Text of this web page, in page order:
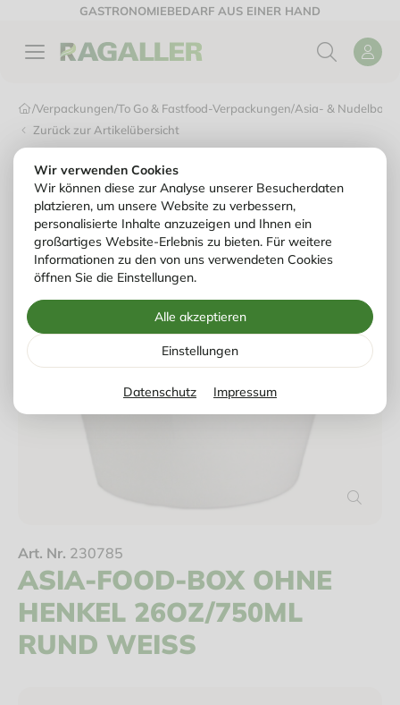
Wir verwenden Cookies
Wir können diese zur Analyse unserer Besucherdaten
platzieren, um unsere Website zu verbessern,
personalisierte Inhalte anzuzeigen und Ihnen ein
großartiges Website-Erlebnis zu bieten. Für weitere
Informationen zu den von uns verwendeten Cookies
öffnen Sie die Einstellungen.
Alle akzeptieren
Einstellungen
Datenschutz Impressum
GASTRONOMIEBEDARF AUS EINER HAND
/Verpackungen/To Go & Fastfood-Verpackungen/Asia- &
Zurück zur Artikelübersicht
Art. Nr. 230785
ASIA-FOOD-BOX OHNE
HENKEL 26OZ/750ML
RUND WEISS